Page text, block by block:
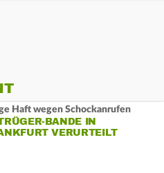
Haft wegen Schockanrufen
BANDE IN
VERURTEILT